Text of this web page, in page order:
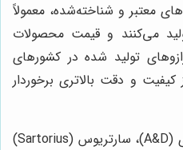
معتبر و شناخته‌شده، معمولاً
می‌کنند و قیمت محصولات
تولید شده در کشورهای
کیفیت و دقت بالاتری برخوردار
برندهایی مانند ای اند دی (A&D)، سارتریوس (Sartorius)